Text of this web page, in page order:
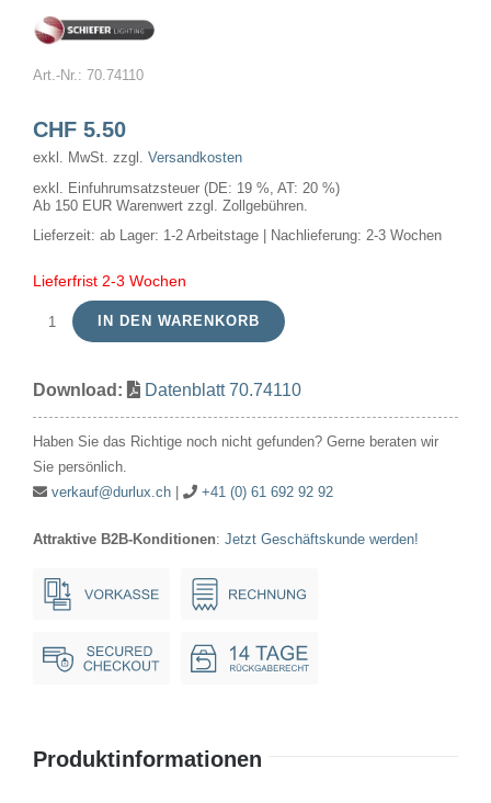
Art.-Nr.: 70.74110
CHF5.50
exkl. MwSt. zzgl. Versandkosten
exkl. Einfuhrumsatzsteuer (DE: 19 %, AT: 20 %)
Ab 150 EUR Warenwert zzgl. Zollgebühren.
Lieferzeit: ab Lager: 1-2 Arbeitstage | Nachlieferung: 2-3 Wochen
Lieferfrist 2-3 Wochen
Glimmlampe
A.C.16x54mm
Ba15d
Menge
IN DEN WARENKORB
Download: Datenblatt 70.74110
Haben Sie das Richtige noch nicht gefunden? Gerne beraten wir
Sie persönlich.
verkauf@durlux.ch| +41 (0) 61 692 92 92
Attraktive B2B-Konditionen: Jetzt Geschäftskunde werden!
Produktinformationen